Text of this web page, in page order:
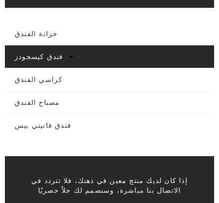
خزانة الفندق
فندق كيسجودز
كراسي الفندق
مصباح الفندق
فندق فانيتي بيس
إذا كان لديك منتج معين في ذهنك، فلا تتردد في
الاتصال بنا مباشرة، وسنصمم لك حلاً حصريًا